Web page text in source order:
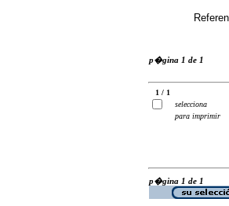
p�gina 1 de 1
1 / 1
selecciona
para imprimir
p�gina 1 de 1